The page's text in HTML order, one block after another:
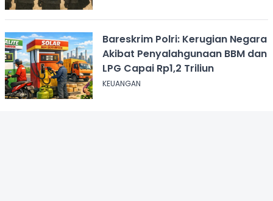
Bareskrim Polri: Kerugian Negara
Akibat Penyalahgunaan BBM dan
LPG Capai Rp1,2 Triliun
KEUANGAN